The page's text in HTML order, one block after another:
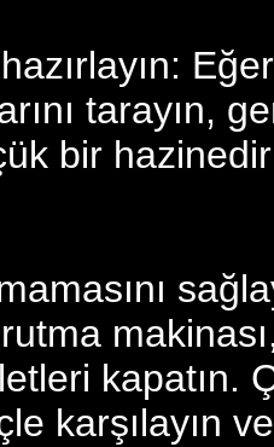
tarayın,
bir
kapatın.
karşılayın